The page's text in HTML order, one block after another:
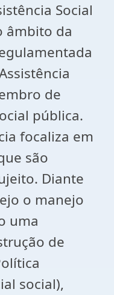
Social
âmbito da
de
pública.
focaliza em
são
Diante
o manejo
uma
de
social),